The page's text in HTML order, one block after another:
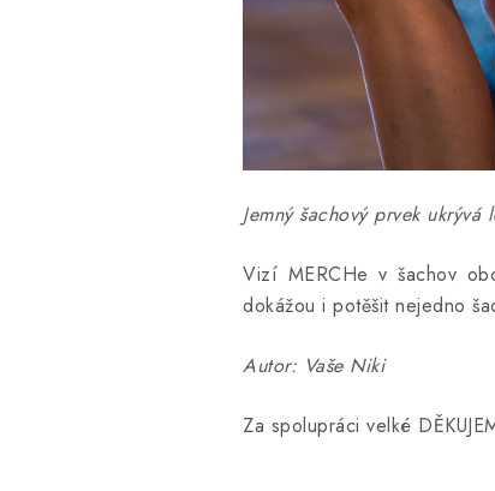
Jemný šachový prvek
Vizí MERCHe v šachov
dokážou i potěšit nejedno
Autor: Vaše Niki
Za spolupráci velké